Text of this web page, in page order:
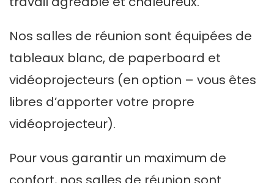
Nos salles de réunion sont équipées de
tableaux blanc, de paperboard et
vidéoprojecteurs (en option – vous êtes
libres d’apporter votre propre
vidéoprojecteur).
Pour vous garantir un maximum de